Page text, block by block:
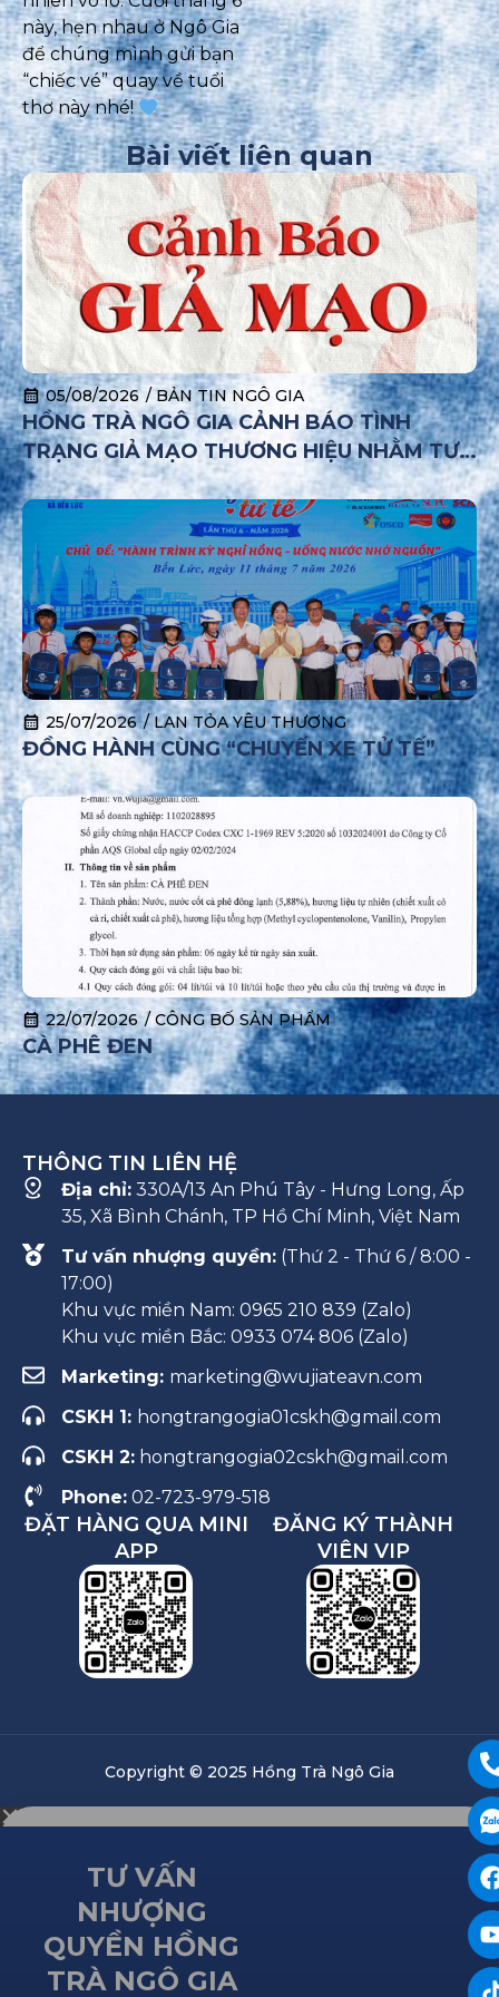
này, hẹn nhau ở Ngô Gia
để chúng mình gửi bạn
“chiếc vé” quay về tuổi
thơ này nhé!
Bài viết liên quan
05/08/2026 / BẢN TIN NGÔ GIA
HỒNG TRÀ NGÔ GIA CẢNH BÁO TÌNH
TRẠNG GIẢ MẠO THƯƠNG HIỆU NHẰM TƯ
VẤN NHƯỢNG QUYỀN VÀ TUYỂN DỤNG
TRÁI PHÉP
25/07/2026 / LAN TỎA YÊU THƯƠNG
ĐỒNG HÀNH CÙNG “CHUYẾN XE TỬ TẾ”
22/07/2026 / CÔNG BỐ SẢN PHẨM
CÀ PHÊ ĐEN
THÔNG TIN LIÊN HỆ
Địa chỉ: 330A/13 An Phú Tây - Hưng Long, Ấp
35, Xã Bình Chánh, TP Hồ Chí Minh, Việt Nam
Tư vấn nhượng quyền: (Thứ 2 - Thứ 6 / 8:00 -
17:00)
Khu vực miền Nam: 0965 210 839 (Zalo)
Khu vực miền Bắc: 0933 074 806 (Zalo)
Marketing: marketing@wujiateavn.com
CSKH 1: hongtrangogia01cskh@gmail.com
CSKH 2: hongtrangogia02cskh@gmail.com
Phone: 02-723-979-518
ĐẶT HÀNG QUA MINI
APP
ĐĂNG KÝ THÀNH
VIÊN VIP
Copyright © 2025 Hồng Trà Ngô Gia
Đăng ký